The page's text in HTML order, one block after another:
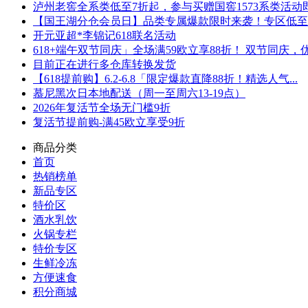
泸州老窖全系类低至7折起，参与买赠国窖1573系类活动
【国王湖分仓会员日】品类专属爆款限时来袭！专区低
开元亚超*李锦记618联名活动
618+端午双节同庆」全场满59欧立享88折！ 双节同庆，
目前正在进行多仓库转换发货
【618提前购】6.2-6.8「限定爆款直降88折！精选人气...
慕尼黑次日本地配送（周一至周六13-19点）
2026年复活节全场无门槛9折
复活节提前购-满45欧立享受9折
商品分类
首页
热销榜单
新品专区
特价区
酒水乳饮
火锅专栏
特价专区
生鲜冷冻
方便速食
积分商城